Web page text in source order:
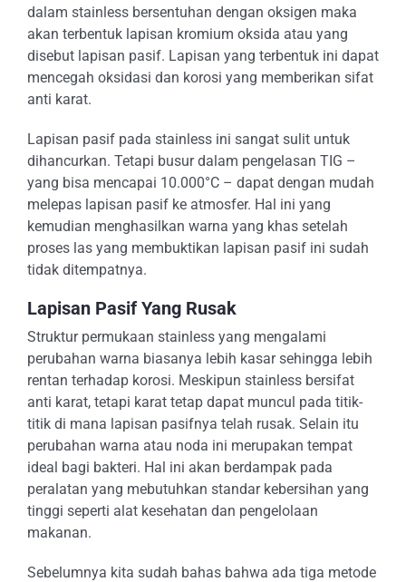
dalam stainless bersentuhan dengan oksigen maka
akan terbentuk lapisan kromium oksida atau yang
disebut lapisan pasif. Lapisan yang terbentuk ini dapat
mencegah oksidasi dan korosi yang memberikan sifat
anti karat.
Lapisan pasif pada stainless ini sangat sulit untuk
dihancurkan. Tetapi busur dalam pengelasan TIG –
yang bisa mencapai 10.000°C – dapat dengan mudah
melepas lapisan pasif ke atmosfer. Hal ini yang
kemudian menghasilkan warna yang khas setelah
proses las yang membuktikan lapisan pasif ini sudah
tidak ditempatnya.
Lapisan Pasif Yang Rusak
Struktur permukaan stainless yang mengalami
perubahan warna biasanya lebih kasar sehingga lebih
rentan terhadap korosi. Meskipun stainless bersifat
anti karat, tetapi karat tetap dapat muncul pada titik-
titik di mana lapisan pasifnya telah rusak. Selain itu
perubahan warna atau noda ini merupakan tempat
ideal bagi bakteri. Hal ini akan berdampak pada
peralatan yang mebutuhkan standar kebersihan yang
tinggi seperti alat kesehatan dan pengelolaan
makanan.
Sebelumnya kita sudah bahas bahwa ada tiga metode